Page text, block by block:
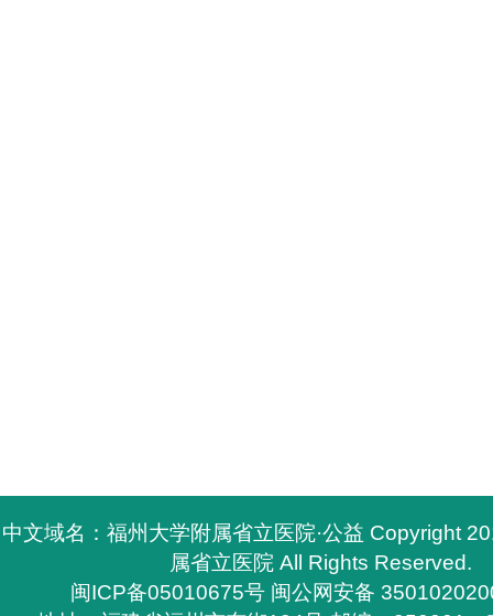
中文域名：福州大学附属省立医院·公益 Copyright
属省立医院 All Rights Reserved.
闽ICP备05010675号 闽公网安备